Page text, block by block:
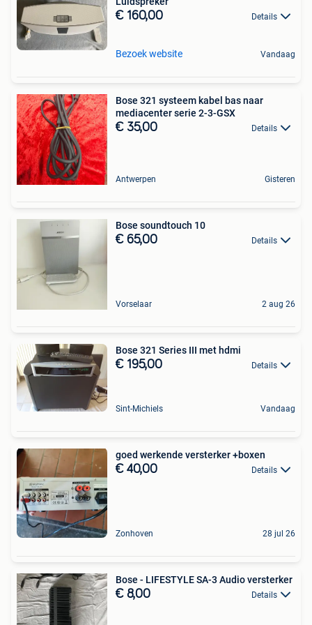
€ 160,00 Details
Bezoek website Vandaag
Bose 321 systeem kabel bas naar
mediacenter serie 2-3-GSX
€ 35,00 Details
Antwerpen Gisteren
Bose soundtouch 10
€ 65,00 Details
Vorselaar 2 aug 26
Bose 321 Series III met hdmi
€ 195,00 Details
Sint-Michiels Vandaag
goed werkende versterker +boxen
€ 40,00 Details
Zonhoven 28 jul 26
Bose - LIFESTYLE SA-3 Audio versterker
€ 8,00 Details